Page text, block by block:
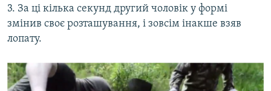
3. За ці кілька секунд другий чоловік у формі
змінив своє розташування, і зовсім інакше взяв
лопату.